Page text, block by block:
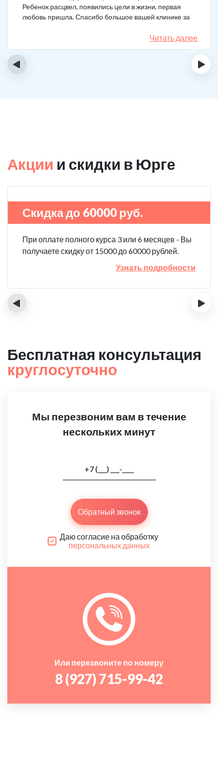
Ребенок расцвел, появились цели в жизни, первая
любовь пришла. Спасибо большое вашей клинике за
Читать далее
‹ ›
Акции и скидки в Юрге
Скидка до 60000 руб.
При оплате полного курса 3 или 6 месяцев - Вы
получаете скидку от 15000 до 60000 рублей.
Узнать подробности
‹ ›
Бесплатная консультация
круглосуточно
Мы перезвоним вам в течение
нескольких минут
Обратный звонок
Даю согласие на обработку
персональных данных
Или перезвоните по номеру
8 (927) 715-99-42